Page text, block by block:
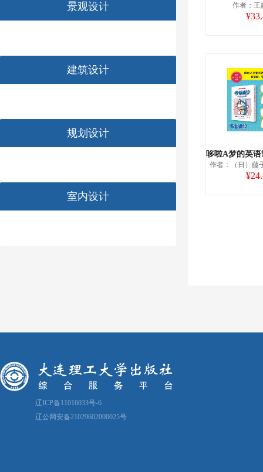
景观设计
建筑设计
规划设计
室内设计
作者：王
作者：（日）藤
辽ICP备11016033号-6
辽公网安备21029602000025号